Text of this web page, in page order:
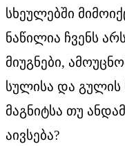
სხეულებში
ნაწილია ჩვენს
მიუგნები,
სულისა და გულის
მაგნიტსა თუ
აივსება?